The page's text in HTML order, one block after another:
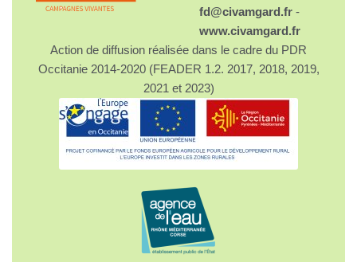
fd@civamgard.fr -
www.civamgard.fr
Action de diffusion réalisée dans le cadre du PDR
Occitanie 2014-2020 (FEADER 1.2. 2017, 2018, 2019,
2021 et 2023)